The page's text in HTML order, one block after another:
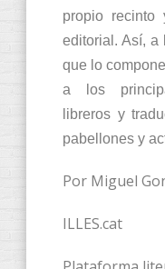
propio recinto
editorial. Así, a
que lo
a los
libreros y
pabellones y
Por Miguel
ILLES.cat